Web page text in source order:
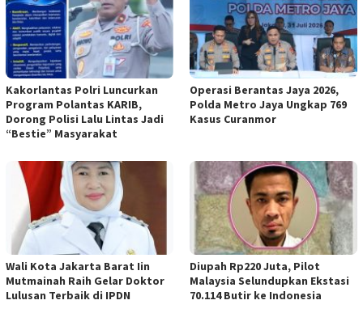
Kakorlantas Polri Luncurkan
Program Polantas KARIB,
Dorong Polisi Lalu Lintas Jadi
“Bestie” Masyarakat
Operasi Berantas Jaya 2026,
Polda Metro Jaya Ungkap 769
Kasus Curanmor
Wali Kota Jakarta Barat Iin
Mutmainah Raih Gelar Doktor
Lulusan Terbaik di IPDN
Diupah Rp220 Juta, Pilot
Malaysia Selundupkan Ekstasi
70.114 Butir ke Indonesia